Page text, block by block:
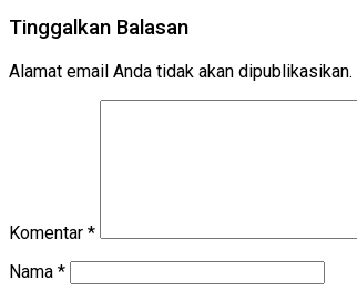
Tinggalkan Balasan
Alamat email Anda tidak akan dipublikasikan.
Komentar *
Nama *